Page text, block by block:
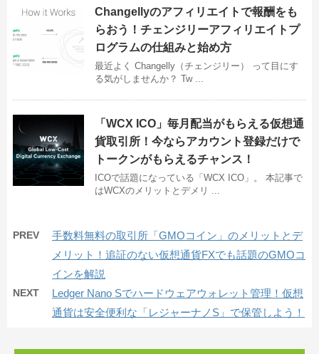
Changellyのアフィリエイトで報酬をも
らおう！チェンジリーアフィリエイトプ
ログラムの仕組みと始め方
最近よく Changelly（チェンジリー） って目にす
る気がしませんか？ Tw ...
「WCX ICO」毎月配当がもらえる仮想通
貨取引所！今ならアカウント登録だけで
トークンがもらえるチャンス！
ICOで話題になっている「WCX ICO」。 本記事で
はWCXのメリットとデメリ ...
PREV
手数料無料の取引所「GMOコイン」のメリットとデ
メリット！追証のない仮想通貨FXでも話題のGMOコ
インを解説
NEXT
Ledger Nano Sでハードウェアウォレット管理！仮想
通貨は安全便利な「レジャーナノS」で保管しよう！